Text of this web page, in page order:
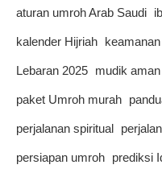
aturan umroh Arab Saudi
kalender Hijriah
Lebaran 2025 mudik aman
paket Umroh murah
perjalanan spiritual
persiapan umroh prediksi